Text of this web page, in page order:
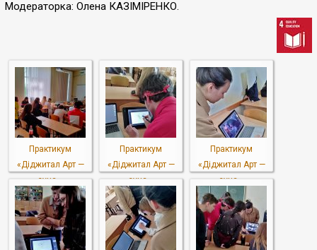
Модераторка: Олена КАЗІМІРЕНКО.
Практикум
«Діджитал Арт —
суча...
Практикум
«Діджитал Арт —
суча...
Практикум
«Діджитал Арт —
суча...